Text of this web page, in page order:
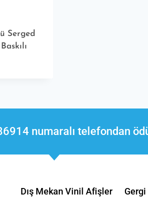
Serged
numaralı telefondan
Dış Mekan Vinil Afişler Gergi